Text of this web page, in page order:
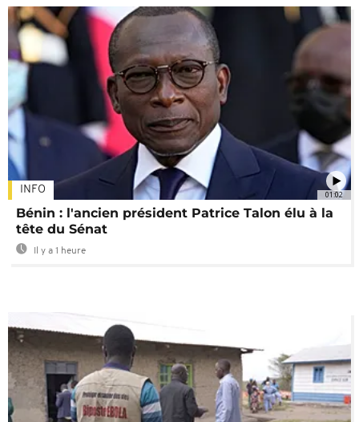
01:02
INFO
Bénin : l'ancien président Patrice Talon élu à la
tête du Sénat
Il y a 1 heure